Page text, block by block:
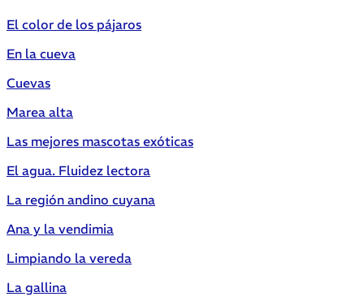
El color de los pájaros
En la cueva
Cuevas
Marea alta
Las mejores mascotas exóticas
El agua. Fluidez lectora
La región andino cuyana
Ana y la vendimia
Limpiando la vereda
La gallina